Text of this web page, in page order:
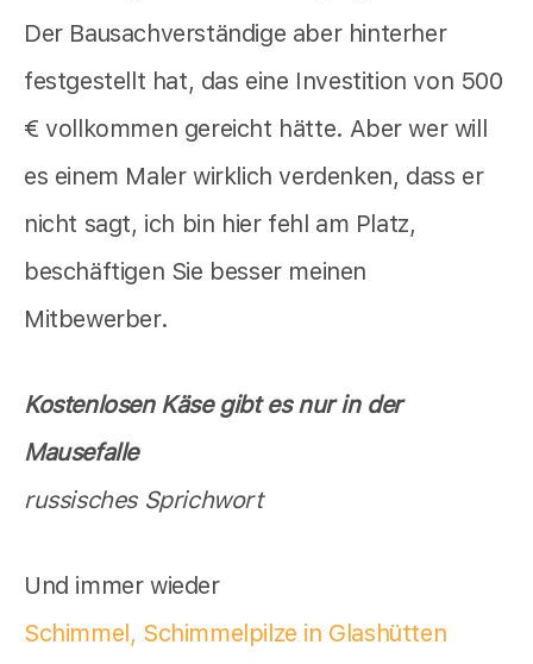
Der Bausachverständige aber hinterher
festgestellt hat, das eine Investition von 500
€ vollkommen gereicht hätte. Aber wer will
es einem Maler wirklich verdenken, dass er
nicht sagt, ich bin hier fehl am Platz,
beschäftigen Sie besser meinen
Mitbewerber.
Kostenlosen Käse gibt es nur in der
Mausefalle
russisches Sprichwort
Und immer wieder
Schimmel, Schimmelpilze in Glashütten